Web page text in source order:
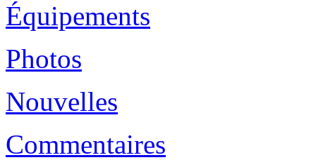
Équipements
Photos
Nouvelles
Commentaires